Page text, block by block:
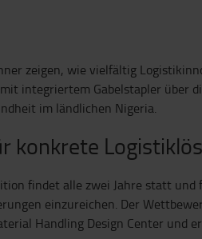
zeigen, wie vielfältig
integriertem Gabelstapler
im ländlichen Nigeria.
konkrete
findet alle zwei Jahre statt
einzureichen. Der
Handling Design Center und